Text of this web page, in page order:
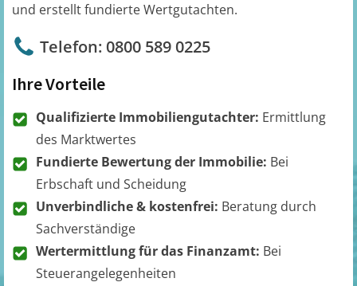
und erstellt fundierte Wertgutachten.
Telefon: 0800 589 0225
Ihre Vorteile
Qualifizierte Immobiliengutachter: Ermittlung
des Marktwertes
Fundierte Bewertung der Immobilie: Bei
Erbschaft und Scheidung
Unverbindliche & kostenfrei: Beratung durch
Sachverständige
Wertermittlung für das Finanzamt: Bei
Steuerangelegenheiten